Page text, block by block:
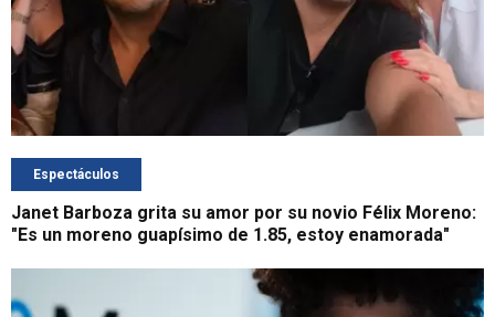
Espectáculos
Janet Barboza grita su amor por su novio Félix Moreno:
"Es un moreno guapísimo de 1.85, estoy enamorada"